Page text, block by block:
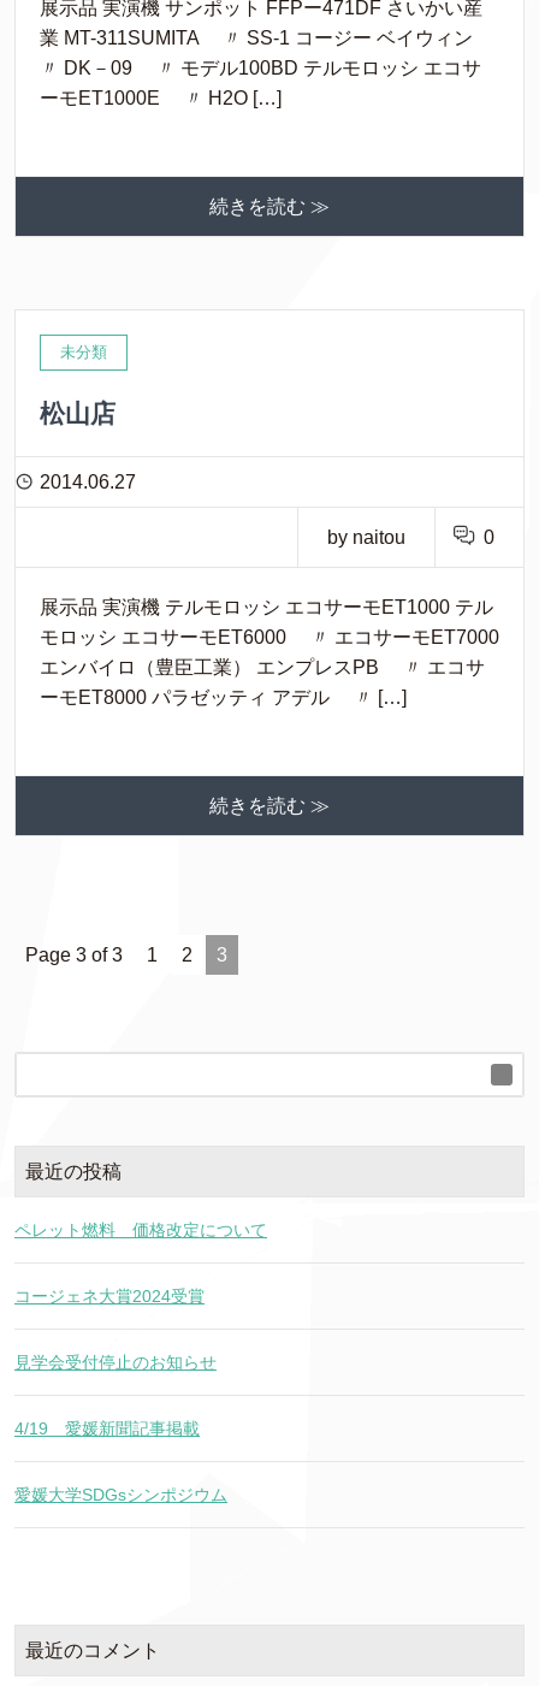
展示品 実演機 サンポット FFPー471DF さいかい産
業 MT-311SUMITA 〃 SS-1 コージー ベイウィン
〃 DK－09 〃 モデル100BD テルモロッシ エコサ
ーモET1000E 〃 H2O […]
続きを読む ≫
未分類
松山店
2014.06.27
by naitou 0
展示品 実演機 テルモロッシ エコサーモET1000 テル
モロッシ エコサーモET6000 〃 エコサーモET7000
エンバイロ（豊臣工業） エンプレスPB 〃 エコサ
ーモET8000 パラゼッティ アデル 〃 […]
続きを読む ≫
Page 3 of 3 1 2 3
最近の投稿
ペレット燃料 価格改定について
コージェネ大賞2024受賞
見学会受付停止のお知らせ
4/19 愛媛新聞記事掲載
愛媛大学SDGsシンポジウム
最近のコメント